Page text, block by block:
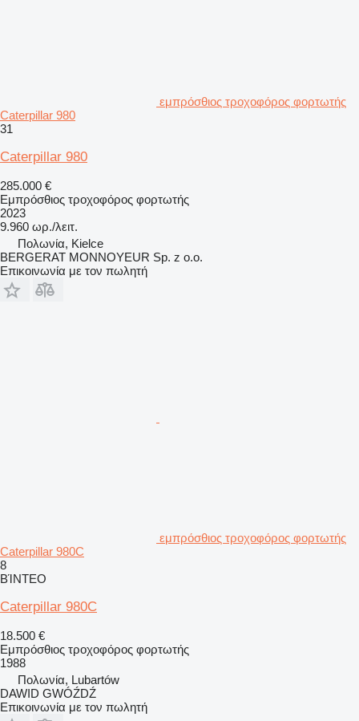
εμπρόσθιος τροχοφόρος φορτωτής
Caterpillar 980
31
Caterpillar 980
285.000 €
Εμπρόσθιος τροχοφόρος φορτωτής
2023
9.960 ωρ./λειτ.
Πολωνία, Kielce
BERGERAT MONNOYEUR Sp. z o.o.
Επικοινωνία με τον πωλητή
εμπρόσθιος τροχοφόρος φορτωτής
Caterpillar 980C
8
ΒΊΝΤΕΟ
Caterpillar 980C
18.500 €
Εμπρόσθιος τροχοφόρος φορτωτής
1988
Πολωνία, Lubartów
DAWID GWÓŹDŹ
Επικοινωνία με τον πωλητή